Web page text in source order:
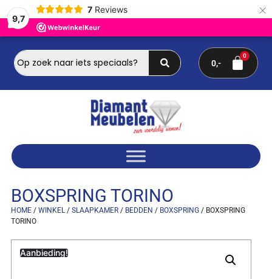
9,7
7 Reviews ×
0
BOXSPRING TORINO
HOME/ WINKEL/ SLAAPKAMER/ BEDDEN / BOXSPRING/ BOXSPRING
TORINO
Aanbieding!